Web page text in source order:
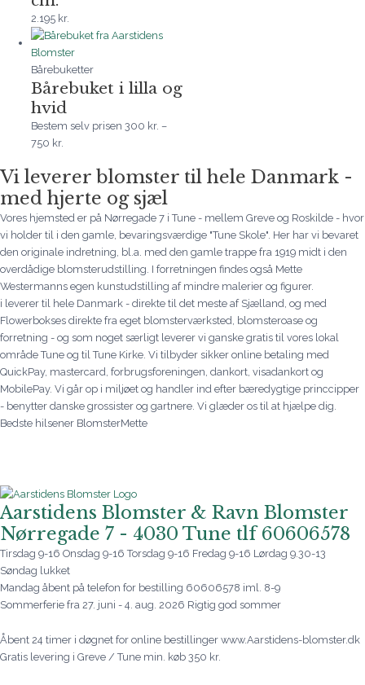
2.195 kr.
Bårebuketter
Bårebuket i lilla og
hvid
Bestem selv prisen300 kr. –
750 kr.
Vi leverer blomster til hele Danmark -
med hjerte og sjæl
Vores hjemsted er på Nørregade 7 i Tune - mellem Greve og Roskilde - hvor
vi holder til i den gamle, bevaringsværdige "Tune Skole". Her har vi bevaret
den originale indretning, bl.a. med den gamle trappe fra 1919 midt i den
overdådige blomsterudstilling. I forretningen findes også Mette
Westermanns egen kunstudstilling af mindre malerier og figurer.
i leverer til hele Danmark - direkte til det meste af Sjælland, og med
Flowerbokses direkte fra eget blomsterværksted, blomsteroase og
forretning - og som noget særligt leverer vi ganske gratis til vores lokal
område Tune og til Tune Kirke. Vi tilbyder sikker online betaling med
QuickPay, mastercard, forbrugsforeningen, dankort, visadankort og
MobilePay. Vi går op i miljøet og handler ind efter bæredygtige princcipper
- benytter danske grossister og gartnere. Vi glæder os til at hjælpe dig.
Bedste hilsener BlomsterMette
Aarstidens Blomster & Ravn Blomster
Nørregade 7 - 4030 Tune tlf 60606578
Tirsdag 9-16 Onsdag 9-16 Torsdag 9-16 Fredag 9-16 Lørdag 9.30-13
Søndag lukket
Mandag åbent på telefon for bestilling 60606578 iml. 8-9
Sommerferie fra 27. juni - 4. aug. 2026 Rigtig god sommer
Åbent 24 timer i døgnet for online bestillinger www.Aarstidens-blomster.dk
Gratis levering i Greve / Tune min. køb 350 kr.